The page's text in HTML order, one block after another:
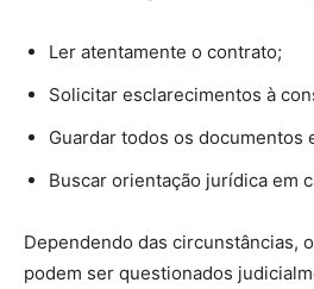
Ler atentamente o contrato;
Solicitar esclarecimentos à
Guardar todos os documentos
Buscar orientação jurídica em
Dependendo das circunstâncias,
podem ser questionados